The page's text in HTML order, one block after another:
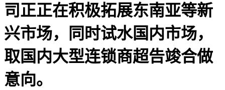
司正正在积极拓展东南亚等新
兴市场，同时试水国内市场，
取国内大型连锁商超告竣合做
意向。